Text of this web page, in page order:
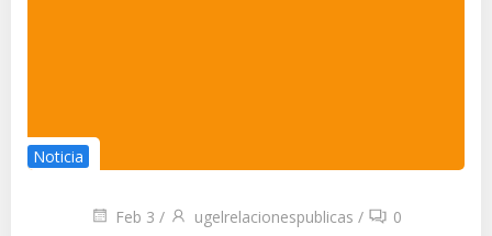
Noticia
Feb 3 / ugelrelacionespublicas / 0